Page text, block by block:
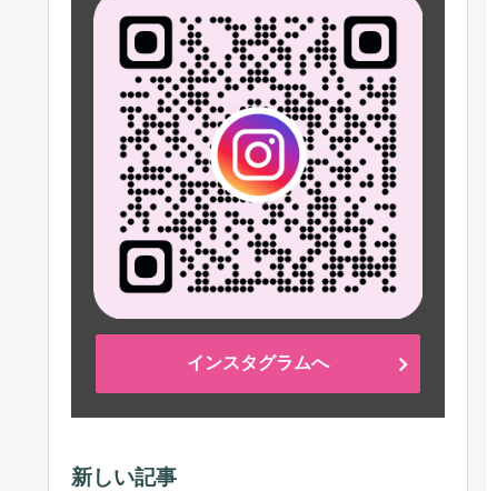
インスタグラムへ
新しい記事